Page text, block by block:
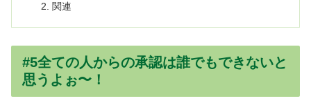
関連
#5全ての人からの承認は誰でもできないと
思うよぉ〜！